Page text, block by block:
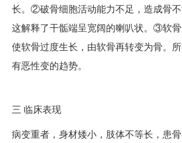
长。②破骨细胞活动能力不足，造成骨不
这解释了干骺端呈宽阔的喇叭状。③软骨
使软骨过度生长，由软骨再转变为骨。
有恶性变的趋势。
三 临床表现
病变重者，身材矮小，肢体不等长，患